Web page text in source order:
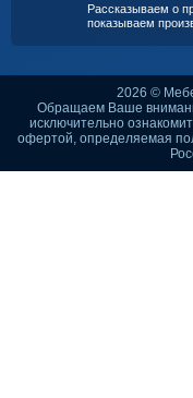
Рассказываем о
показываем
2026 ©
Обращаем Ваше
исключительно
офертой, определяемая